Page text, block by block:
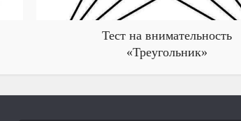
Тест на внимательность
«Треугольник»